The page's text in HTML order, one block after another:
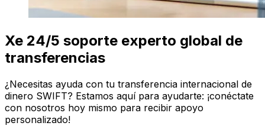
Xe 24/5 soporte experto global de
transferencias
¿Necesitas ayuda con tu transferencia internacional de
dinero SWIFT? Estamos aquí para ayudarte: ¡conéctate
con nosotros hoy mismo para recibir apoyo
personalizado!